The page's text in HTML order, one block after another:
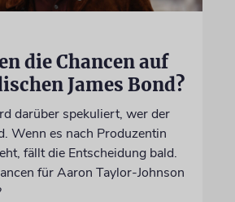
die Chancen auf
James Bond?
darüber spekuliert, wer der
Wenn es nach Produzentin
fällt die Entscheidung bald.
für Aaron Taylor-Johnson